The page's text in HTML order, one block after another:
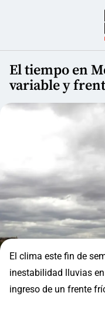
El tiempo en
variable y
El clima este fin de
inestabilidad lluvias
ingreso de un frente